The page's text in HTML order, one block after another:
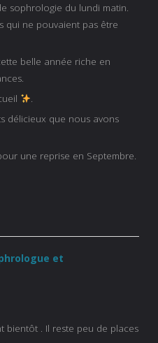
sophrologie du lundi matin.
qui ne pouvaient pas être
belle année riche en
.
délicieux que nous avons
une reprise en Septembre.
et
bientôt . Il reste peu de places